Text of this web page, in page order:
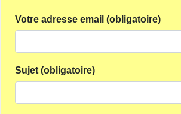
Votre adresse email (obligatoire)
Sujet (obligatoire)